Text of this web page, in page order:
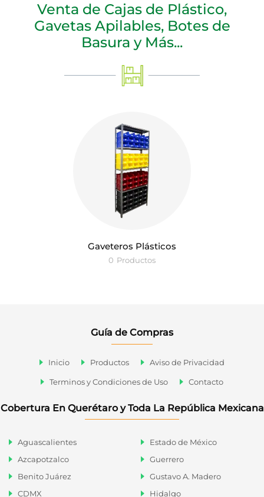
Venta de Cajas de Plástico,
Gavetas Apilables, Botes de
Basura y Más...
Gaveteros Plásticos
0 Productos
Guía de Compras
Inicio Productos Aviso de Privacidad
Terminos y Condiciones de Uso Contacto
Cobertura En Querétaro y Toda La República Mexicana
Aguascalientes
Azcapotzalco
Benito Juárez
CDMX
Estado de México
Guerrero
Gustavo A. Madero
Hidalgo